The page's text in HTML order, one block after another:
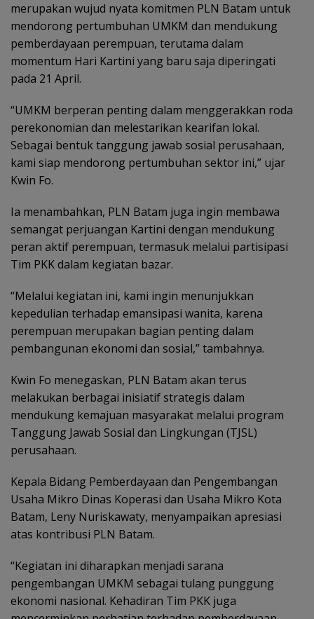
merupakan wujud nyata komitmen PLN Batam untuk
mendorong pertumbuhan UMKM dan mendukung
pemberdayaan perempuan, terutama dalam
momentum Hari Kartini yang baru saja diperingati
pada 21 April.
“UMKM berperan penting dalam menggerakkan roda
perekonomian dan melestarikan kearifan lokal.
Sebagai bentuk tanggung jawab sosial perusahaan,
kami siap mendorong pertumbuhan sektor ini,” ujar
Kwin Fo.
Ia menambahkan, PLN Batam juga ingin membawa
semangat perjuangan Kartini dengan mendukung
peran aktif perempuan, termasuk melalui partisipasi
Tim PKK dalam kegiatan bazar.
“Melalui kegiatan ini, kami ingin menunjukkan
kepedulian terhadap emansipasi wanita, karena
perempuan merupakan bagian penting dalam
pembangunan ekonomi dan sosial,” tambahnya.
Kwin Fo menegaskan, PLN Batam akan terus
melakukan berbagai inisiatif strategis dalam
mendukung kemajuan masyarakat melalui program
Tanggung Jawab Sosial dan Lingkungan (TJSL)
perusahaan.
Kepala Bidang Pemberdayaan dan Pengembangan
Usaha Mikro Dinas Koperasi dan Usaha Mikro Kota
Batam, Leny Nuriskawaty, menyampaikan apresiasi
atas kontribusi PLN Batam.
“Kegiatan ini diharapkan menjadi sarana
pengembangan UMKM sebagai tulang punggung
ekonomi nasional. Kehadiran Tim PKK juga